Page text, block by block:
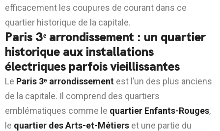
efficacement les coupures de courant dans ce
quartier historique de la capitale.
Paris 3ᵉ arrondissement : un quartier
historique aux installations
électriques parfois vieillissantes
Le Paris 3ᵉ arrondissement est l’un des plus anciens
de la capitale. Il comprend des quartiers
emblématiques comme le quartier Enfants-Rouges,
le quartier des Arts-et-Métiers et une partie du